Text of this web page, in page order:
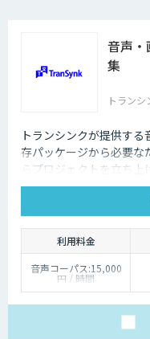
音声・
集
トラン
トランシンクが提供す
存パッケージから必要な
らプロジェクトを立ち
モデルの開発ができます
利用料金
音声コーパス:15,000
円 / 時間
人物写真画像収集:300